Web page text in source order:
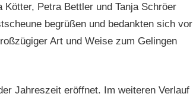
Petra Bet­tler und Tan­ja Schröer
begrüßen und bedank­ten sich vor
Art und Weise zum Gelin­gen
Jahreszeit eröffnet. Im weit­eren Ver­lauf